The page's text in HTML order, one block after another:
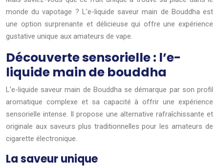
monde du vapotage ? L’e-liquide saveur main de Bouddha est
une option surprenante et délicieuse qui offre une expérience
gustative unique aux amateurs de vape.
Découverte sensorielle : l’e-
liquide main de bouddha
L’e-liquide saveur main de Bouddha se démarque par son profil
aromatique complexe et sa capacité à offrir une expérience
sensorielle intense. Il propose une alternative rafraîchissante et
originale aux saveurs plus traditionnelles pour les amateurs de
cigarette électronique.
La saveur unique